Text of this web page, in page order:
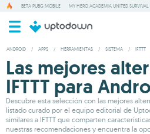
BETA PUBG MOBILE MY HERO ACADEMIA UNITED SURVIVAL
ANDROID / APPS / HERRAMIENTAS / SISTEMA / IFTTT
Las mejores
IFTTT para
Descubre esta selección con las mejores
listado curado por el equipo editorial de
similares a IFTTT que comparten
nuestras recomendaciones y encuentra la